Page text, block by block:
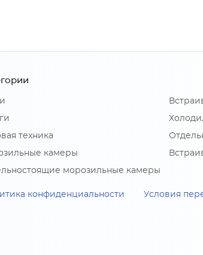
техника
камеры
морозильные камеры
конфиденциальности Условия